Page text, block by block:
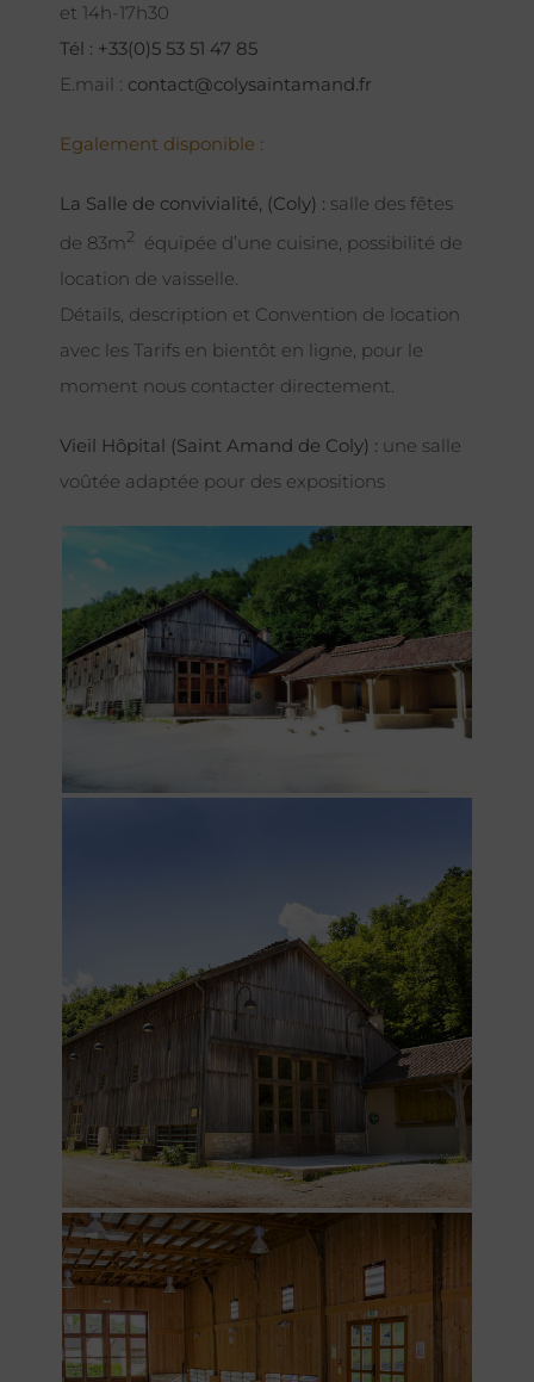
et 14h-17h30
Tél : +33(0)5 53 51 47 85
E.mail : contact@colysaintamand.fr
Egalement disponible :
La Salle de convivialité, (Coly) : salle des fêtes
de 83m2 équipée d’une cuisine, possibilité de
location de vaisselle.
Détails, description et Convention de location
avec les Tarifs en bientôt en ligne, pour le
moment nous contacter directement.
Vieil Hôpital (Saint Amand de Coly) : une salle
voûtée adaptée pour des expositions